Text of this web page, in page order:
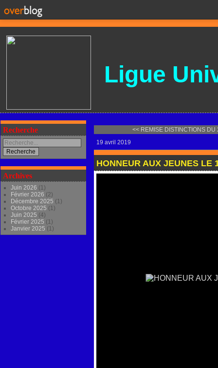
Ligue
Recherche
Archives
Juin 2026 (1)
Février 2026 (2)
Décembre 2025 (1)
Octobre 2025 (1)
Juin 2025 (4)
Février 2025 (1)
Janvier 2025 (1)
<< REMISE DISTINCTIONS DU
19 avril 2019
HONNEUR AUX JEUNES LE